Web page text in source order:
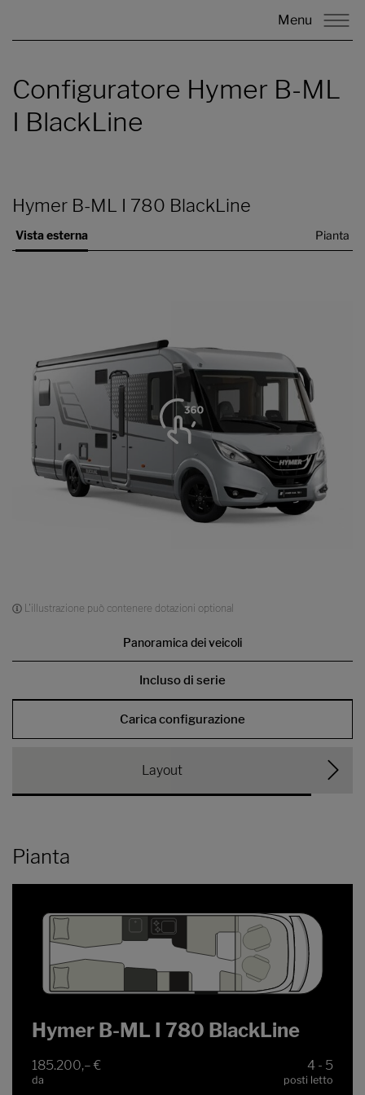
Menu
Configuratore Hymer B-ML
I BlackLine
Hymer B-ML I 780 BlackLine
Vista esterna Pianta
L'illustrazione può contenere dotazioni optional
Panoramica dei veicoli
Incluso di serie
Carica configurazione
Layout
Pianta
Hymer B-ML I 780 BlackLine
185.200,– €
da
4 - 5
posti letto